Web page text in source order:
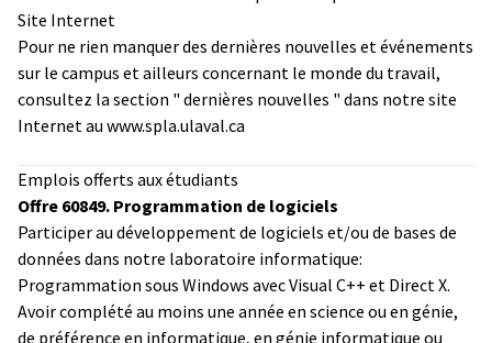
Site Internet
Pour ne rien manquer des dernières nouvelles et événements
sur le campus et ailleurs concernant le monde du travail,
consultez la section " dernières nouvelles " dans notre site
Internet au www.spla.ulaval.ca
Emplois offerts aux étudiants
Offre 60849. Programmation de logiciels
Participer au développement de logiciels et/ou de bases de
données dans notre laboratoire informatique:
Programmation sous Windows avec Visual C++ et Direct X.
Avoir complété au moins une année en science ou en génie,
de préférence en informatique, en génie informatique ou